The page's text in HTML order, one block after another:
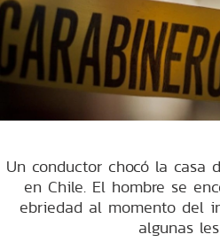
Un conductor chocó la casa
en Chile. El hombre se
ebriedad al momento del
algunas